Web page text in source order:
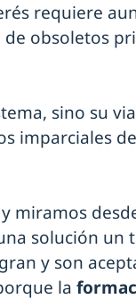
requiere
obsoletos
sino su
imparciales
miramos
solución un
y son
la